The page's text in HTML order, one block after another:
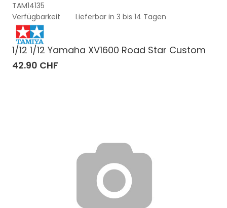
TAM14135
Verfügbarkeit
Lieferbar in 3 bis 14 Tagen
1/12 1/12 Yamaha XV1600 Road Star Custom
42.90 CHF